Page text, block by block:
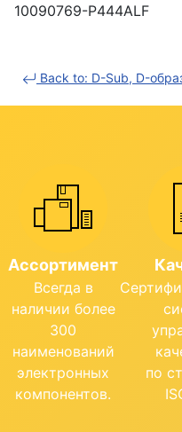
10090769-P444ALF
Back to: D-Sub, D-
Ассортимент
Всегда в
наличии более
300
наименований
электронных
компонентов.
по